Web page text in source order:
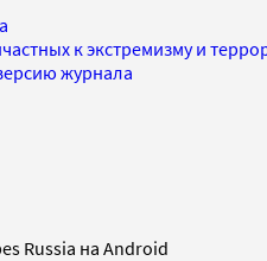
к экстремизму и
журнала
Russia на Android